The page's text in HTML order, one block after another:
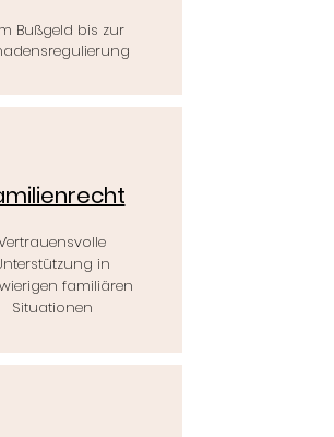
Bußgeld bis zur
in
familiären
Situationen